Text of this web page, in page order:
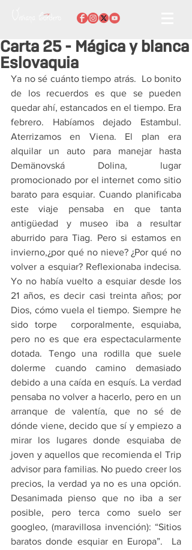
Carta 25 - Mágica y blanca
Eslovaquia
Ya no sé cuánto tiempo atrás.  Lo bonito
de los recuerdos es que se pueden
quedar ahí, estancados en el tiempo. Era
febrero. Habíamos dejado Estambul.
Aterrizamos en Viena. El plan era
alquilar un auto para manejar hasta
Demänovská Dolina, lugar
promocionado por el internet como sitio
barato para esquiar. Cuando planificaba
este viaje pensaba en que tanta
antigüedad y museo iba a resultar
aburrido para Tiag. Pero si estamos en
invierno,¿por qué no nieve? ¿Por qué no
volver a esquiar? Reflexionaba indecisa.
Yo no había vuelto a esquiar desde los
21 años, es decir casi treinta años; por
Dios, cómo vuela el tiempo. Siempre he
sido torpe  corporalmente, esquiaba,
pero no es que era espectacularmente
dotada. Tengo una rodilla que suele
dolerme cuando camino demasiado
debido a una caída en esquís. La verdad
pensaba no volver a hacerlo, pero en un
arranque de valentía, que no sé de
dónde viene, decido que sí y empiezo a
mirar los lugares donde esquiaba de
joven y aquellos que recomienda el Trip
advisor para familias. No puedo creer los
precios, la verdad ya no es una opción.
Desanimada pienso que no iba a ser
posible, pero terca como suelo ser
googleo, (maravillosa invención): “Sitios
baratos donde esquiar en Europa”.  La